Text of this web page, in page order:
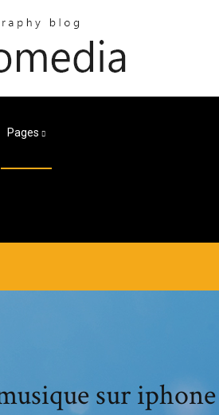
Pages
sur